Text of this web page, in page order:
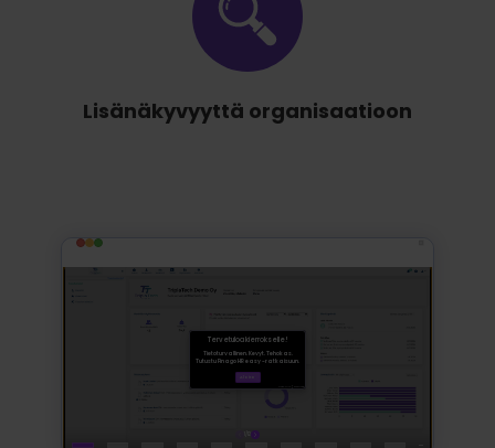
Lisänäkyvyyttä organisaatioon